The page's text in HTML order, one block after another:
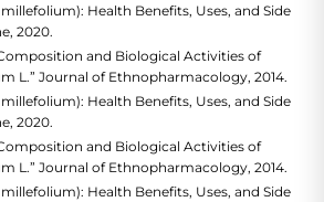
Health Benefits, Uses, and Side
2020.
and Biological Activities of
L.” Journal of Ethnopharmacology, 2014.
Health Benefits, Uses, and Side
2020.
and Biological Activities of
L.” Journal of Ethnopharmacology, 2014.
Health Benefits, Uses, and Side